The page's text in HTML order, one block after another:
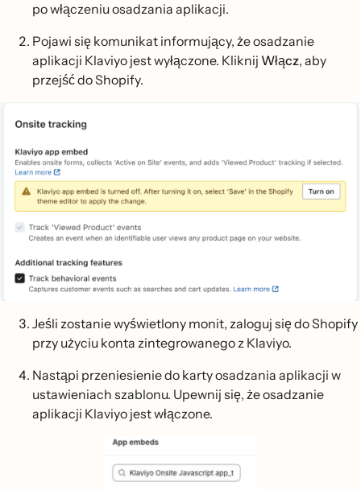
po włączeniu osadzania aplikacji.
Pojawi się komunikat informujący, że osadzanie
aplikacji Klaviyo jest wyłączone. Kliknij Włącz, aby
przejść do Shopify.
Jeśli zostanie wyświetlony monit, zaloguj się do Shopify
przy użyciu konta zintegrowanego z Klaviyo.
Nastąpi przeniesienie do karty osadzania aplikacji w
ustawieniach szablonu. Upewnij się, że osadzanie
aplikacji Klaviyo jest włączone.